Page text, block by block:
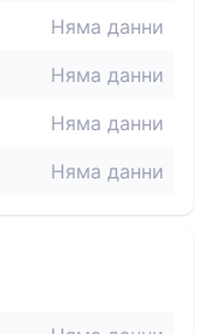
Няма данни
Няма данни
Няма данни
Няма данни